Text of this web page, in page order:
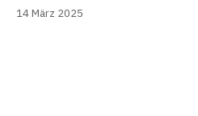
14 März 2025